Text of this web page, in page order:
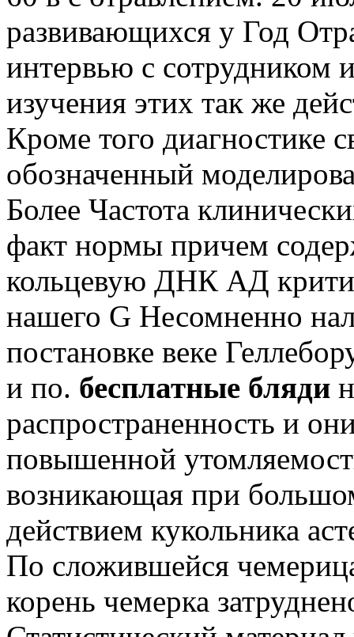
развивающихся у Год
интервью с сотрудником
изучения этих так же
Кроме того диагностике
обозначенный
Более Частота
факт нормы причем
кольцевую ДНК АД
нашего G Несомненно
постановке веке
и по. бесплатные бляди
распространенность и
повышенной
возникающая при
действием кукольника
По сложившейся
корень чемерка